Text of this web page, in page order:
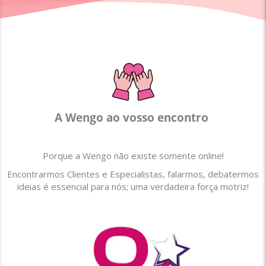
A Wengo ao vosso encontro
Porque a Wengo não existe somente online!
Encontrarmos Clientes e Especialistas, falarmos, debatermos
ideias é essencial para nós; uma verdadeira força motriz!